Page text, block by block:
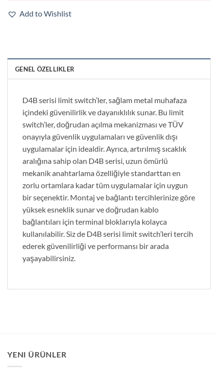
Add to Wishlist
GENEL ÖZELLIKLER
D4B serisi limit switch’ler, sağlam metal muhafaza
içindeki güvenilirlik ve dayanıklılık sunar. Bu limit
switch’ler, doğrudan açılma mekanizması ve TÜV
onayıyla güvenlik uygulamaları ve güvenlik dışı
uygulamalar için idealdir. Ayrıca, artırılmış sıcaklık
aralığına sahip olan D4B serisi, uzun ömürlü
mekanik anahtarlama özelliğiyle standarttan en
zorlu ortamlara kadar tüm uygulamalar için uygun
bir seçenektir. Montaj ve bağlantı tercihlerinize göre
yüksek esneklik sunar ve doğrudan kablo
bağlantıları için terminal bloklarıyla kolayca
kullanılabilir. Siz de D4B serisi limit switch’leri tercih
ederek güvenilirliği ve performansı bir arada
yaşayabilirsiniz.
YENI ÜRÜNLER